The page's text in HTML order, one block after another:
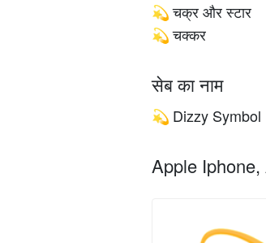
💫 चक्र और स्टार
💫 चक्कर
सेब का नाम
💫 Dizzy Symbol
Apple Iphone,